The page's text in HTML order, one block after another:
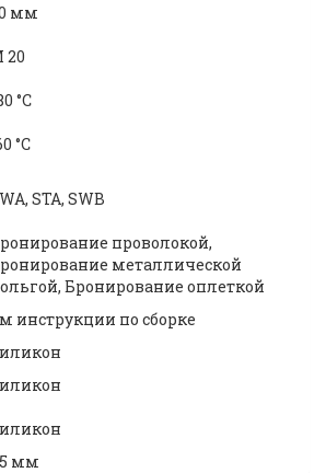
мм
20
°C
°C
STA, SWB
проволокой,
металлической
Бронирование оплеткой
инструкции по сборке
мм